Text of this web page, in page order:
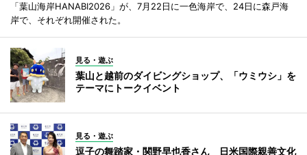
「葉山海岸HANABI2026」が、7月22日に一色海岸で、24日に森戸海
岸で、それぞれ開催された。
見る・遊ぶ
葉山と越前のダイビングショップ、「ウミウシ」を
テーマにトークイベント
見る・遊ぶ
逗子の舞踏家・関野早也香さん 日米国際親善文化